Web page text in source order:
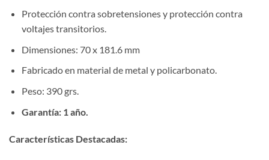
Protección contra sobretensiones y protección contra
voltajes transitorios.
Dimensiones: 70 x 181.6 mm
Fabricado en material de metal y policarbonato.
Peso: 390 grs.
Garantía: 1 año.
Características Destacadas: